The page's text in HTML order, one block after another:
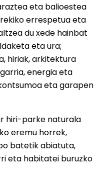
eta balioestea
errespetua eta
du xede hainbat
eta ura;
hiriak, arkitektura
energia eta
eta garapen
hiri-parke naturala
eremu horrek,
batetik abiatuta,
eta habitatei buruzko